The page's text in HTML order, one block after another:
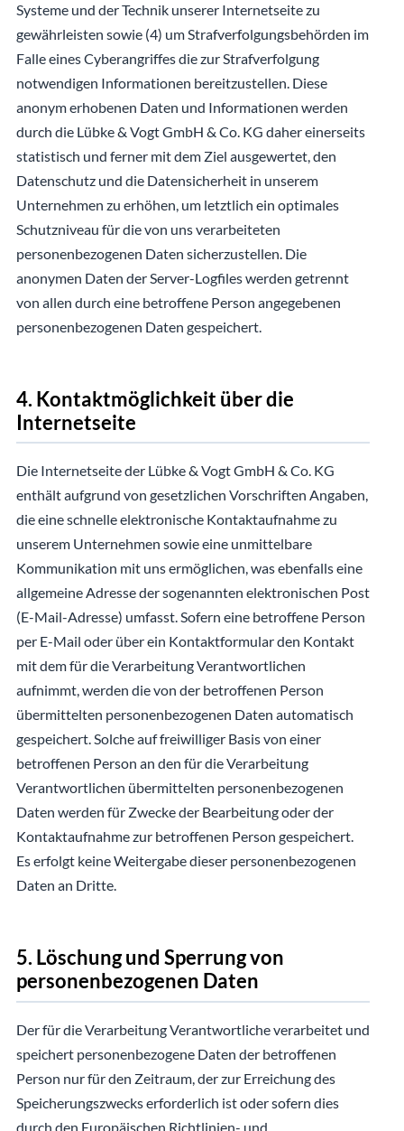
Systeme und der Technik unserer Internetseite zu
gewährleisten sowie (4) um Strafverfolgungsbehörden im
Falle eines Cyberangriffes die zur Strafverfolgung
notwendigen Informationen bereitzustellen. Diese
anonym erhobenen Daten und Informationen werden
durch die Lübke & Vogt GmbH & Co. KG daher einerseits
statistisch und ferner mit dem Ziel ausgewertet, den
Datenschutz und die Datensicherheit in unserem
Unternehmen zu erhöhen, um letztlich ein optimales
Schutzniveau für die von uns verarbeiteten
personenbezogenen Daten sicherzustellen. Die
anonymen Daten der Server-Logfiles werden getrennt
von allen durch eine betroffene Person angegebenen
personenbezogenen Daten gespeichert.
4. Kontaktmöglichkeit über die
Internetseite
Die Internetseite der Lübke & Vogt GmbH & Co. KG
enthält aufgrund von gesetzlichen Vorschriften Angaben,
die eine schnelle elektronische Kontaktaufnahme zu
unserem Unternehmen sowie eine unmittelbare
Kommunikation mit uns ermöglichen, was ebenfalls eine
allgemeine Adresse der sogenannten elektronischen Post
(E-Mail-Adresse) umfasst. Sofern eine betroffene Person
per E-Mail oder über ein Kontaktformular den Kontakt
mit dem für die Verarbeitung Verantwortlichen
aufnimmt, werden die von der betroffenen Person
übermittelten personenbezogenen Daten automatisch
gespeichert. Solche auf freiwilliger Basis von einer
betroffenen Person an den für die Verarbeitung
Verantwortlichen übermittelten personenbezogenen
Daten werden für Zwecke der Bearbeitung oder der
Kontaktaufnahme zur betroffenen Person gespeichert.
Es erfolgt keine Weitergabe dieser personenbezogenen
Daten an Dritte.
5. Löschung und Sperrung von
personenbezogenen Daten
Der für die Verarbeitung Verantwortliche verarbeitet und
speichert personenbezogene Daten der betroffenen
Person nur für den Zeitraum, der zur Erreichung des
Speicherungszwecks erforderlich ist oder sofern dies
durch den Europäischen Richtlinien- und